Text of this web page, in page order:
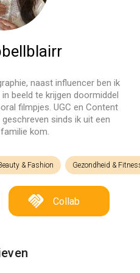
naast influencer ben ik
beeld te krijgen doormiddel
filmpjes. UGC en Content
sinds ik uit een
kom.
& Fashion Gezondheid &
Collab